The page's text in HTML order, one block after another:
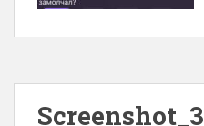
Screenshot_3